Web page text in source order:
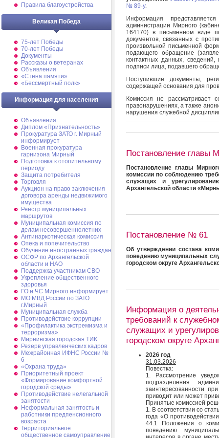
Правила благоустройства
Великая Победа
75-лет Победы
70-лет Победы
Документы
Рассказы о ветеранах
Объявления
«Стена памяти»
«Бессмертный полк»
Информация для населения
Объявления
Диплом «Признательность»
Прокуратура ЗАТО г. Мирный
информирует
Военная прокуратура
гарнизона Мирный
Подготовка к отопительному
периоду
Защита потребителя
Торговля
Аукцион на право заключения
договора аренды недвижимого
имущества
Реестр муниципальных
маршрутов
Муниципальная комиссия по
делам несовершеннолетних
Антинаркотическая комиссия
Опека и попечительство
Обучение иностранных граждан
ОСФР по Архангельской
области и НАО
Поддержка участникам СВО
Укрепление общественного
здоровья
ГО и ЧС Мирного информирует
МО МВД России по ЗАТО
г.Мирный
Муниципальная cлужба
Противодействие коррупции
«Профилактика экстремизма и
терроризма»
Мирнинская городская ТИК
Резерв управленческих кадров
Межрайонная ИФНС России №
6
«Охрана труда»
Приоритетный проект
«Формирование комфортной
городской среды»
Противодействие нелегальной
занятости
Неформальная занятость и
работники предпенсионного
возраста
Территориальное
общественное самоуправление
№ 89-у.
Информация
администрации Мирного
164170) в письменном виде
документов, связанных с
произвольной письменной
подающего обращение
контактных данных,
подписи лица, подавшего
Поступившие документы,
содержащей основания для
Комиссия не рассматривает
правонарушениях, а также
нарушения служебной
Постановление главы
Постановление главы
комиссии по соблюдению
служащих и
Архангельской области
Постановление № 61
Об утверждении состава
поведению муниципальных
городском округе
Информация о
требований к
служащих и
городском округе
2026 год
31.03.2026
Повестка:
1. Рассмотрение
подразделения
заинтересованности
приводит или может
Принятые комиссией
1. В соответствии со
года «О
44.1 Положения о
поведению